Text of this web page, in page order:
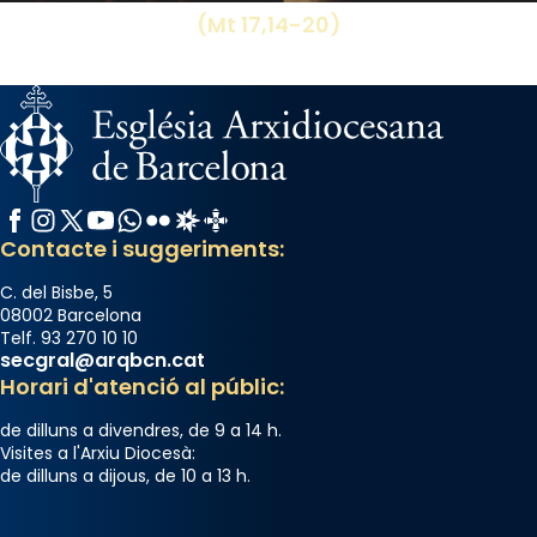
missa d’acció de gràcies en agraïment al
comitè organitzador de la visita apostòlica
col·laboradors, a la Catedral de Barcelona.
L’arquebisbe de Barcelona, el cardenal Joan
Josep Omella, ha presidit la missa i l’ha
concelebrat el bisbe auxiliar de Barcelona,
Mons. David Abadías.
Photo
View on Facebook
Arquebisbat de Barcelona
2 weeks ago
Memòria de les santes Juliana i
(Mt 17,14-20)
Facebook
Instagram
X / Twitter
YouTube
WhatsApp
FlickrRadio Estel
Catalunya Cristiana
Contacte i suggeriments:
C. del Bisbe, 5
08002 Barcelona
Telf. 93 270 10 10
secgral@arqbcn.cat
Horari d'atenció al públic:
de dilluns a divendres, de 9 a 14 h.
Visites a l'Arxiu Diocesà:
de dilluns a dijous, de 10 a 13 h.